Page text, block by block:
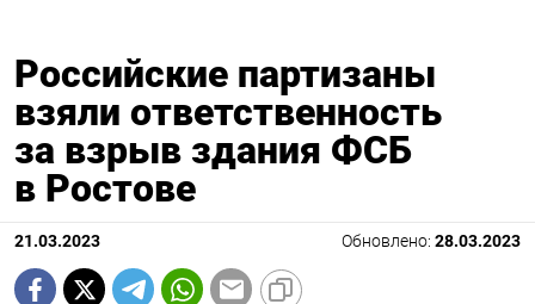
Российские партизаны
взяли ответственность
за взрыв здания ФСБ
в Ростове
21.03.2023 Обновлено: 28.03.2023